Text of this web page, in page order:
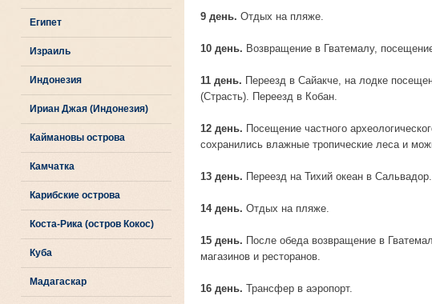
Египет
Израиль
Индонезия
Ириан Джая (Индонезия)
Каймановы острова
Камчатка
Карибские острова
Коста-Рика (остров Кокос)
Куба
Мадагаскар
9 день. Отдых на пляже.
10 день. Возвращение в Гватемалу,
11 день. Переезд в Сайакче, на лодке
(Страсть). Переезд в Кобан.
12 день. Посещение частного
сохранились влажные тропические леса и
13 день. Переезд на Тихий океан в
14 день. Отдых на пляже.
15 день. После обеда возвращение в
магазинов и ресторанов.
16 день. Трансфер в аэропорт.